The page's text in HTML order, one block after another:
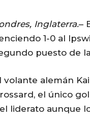
Inglaterra.–
1-0 al
puesto de
volante alemán
el único
liderato aunque